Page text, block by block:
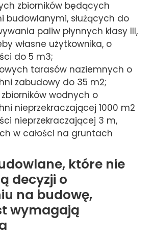
zbiorników będących
budowlanymi, służących do
paliw płynnych klasy III,
własne użytkownika, o
do 5 m3;
tarasów naziemnych o
zabudowy do 35 m2;
wodnych o
nieprzekraczającej 1000 m2
nieprzekraczającej 3 m,
w całości na gruntach
które nie
decyzji o
na budowę,
wymagają